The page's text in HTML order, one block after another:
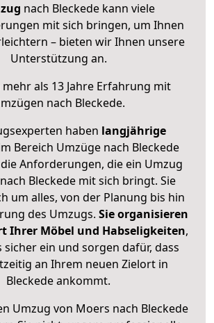
nach Bleckede kann viele
mit sich bringen, um Ihnen
– bieten wir Ihnen unsere
Unterstützung an.
als 13 Jahre Erfahrung mit
nach Bleckede.
haben langjährige
Bereich Umzüge nach Bleckede
Anforderungen, die ein Umzug
Bleckede mit sich bringt. Sie
um alles, von der Planung bis hin
des Umzugs. Sie organisieren
Ihrer Möbel und Habseligkeiten,
sicher ein und sorgen dafür, dass
an Ihrem neuen Zielort in
Bleckede ankommt.
Umzug von Moers nach Bleckede